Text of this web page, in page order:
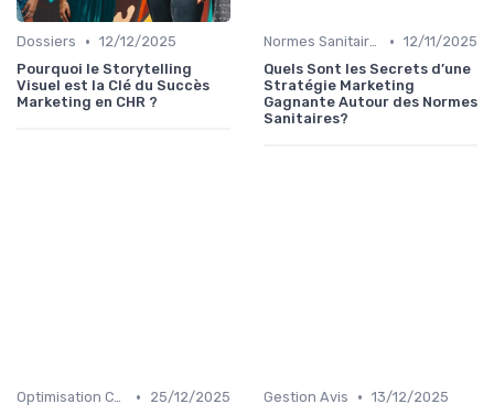
Dossiers • 12/12/2025
Pourquoi le Storytelling
Visuel est la Clé du Succès
Marketing en CHR ?
Normes Sanitaires • 12/11/2025
Quels Sont les Secrets d’une
Stratégie Marketing
Gagnante Autour des Normes
Sanitaires?
Optimisation Coûts •
25/12/2025
Gestion Avis • 13/12/2025